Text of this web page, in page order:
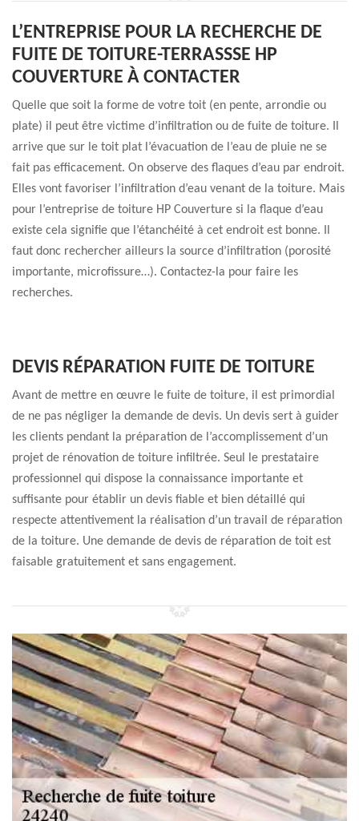
L’ENTREPRISE POUR LA RECHERCHE DE
FUITE DE TOITURE-TERRASSSE HP
COUVERTURE À CONTACTER
Quelle que soit la forme de votre toit (en pente, arrondie ou
plate) il peut être victime d’infiltration ou de fuite de toiture. Il
arrive que sur le toit plat l’évacuation de l’eau de pluie ne se
fait pas efficacement. On observe des flaques d’eau par endroit.
Elles vont favoriser l’infiltration d’eau venant de la toiture. Mais
pour l’entreprise de toiture HP Couverture si la flaque d’eau
existe cela signifie que l’étanchéité à cet endroit est bonne. Il
faut donc rechercher ailleurs la source d’infiltration (porosité
importante, microfissure…). Contactez-la pour faire les
recherches.
DEVIS RÉPARATION FUITE DE TOITURE
Avant de mettre en œuvre le fuite de toiture, il est primordial
de ne pas négliger la demande de devis. Un devis sert à guider
les clients pendant la préparation de l’accomplissement d’un
projet de rénovation de toiture infiltrée. Seul le prestataire
professionnel qui dispose la connaissance importante et
suffisante pour établir un devis fiable et bien détaillé qui
respecte attentivement la réalisation d’un travail de réparation
de la toiture. Une demande de devis de réparation de toit est
faisable gratuitement et sans engagement.